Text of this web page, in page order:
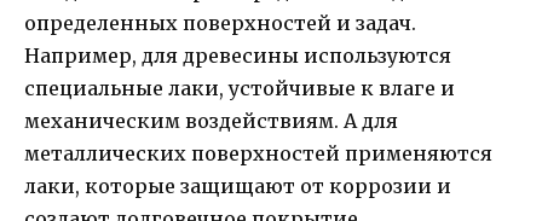
определенных поверхностей и задач.
Например, для древесины используются
специальные лаки, устойчивые к влаге и
механическим воздействиям. А для
металлических поверхностей применяются
лаки, которые защищают от коррозии и